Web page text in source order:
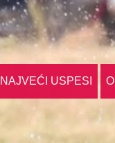
NAJVEĆI USPESI